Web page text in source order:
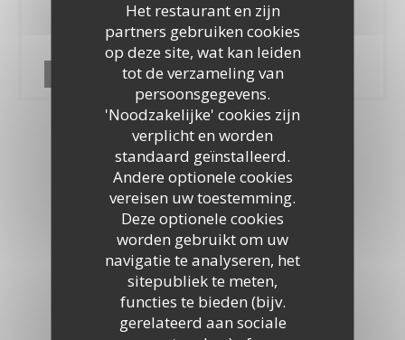
Het restaurant en zijn
partners gebruiken cookies
op deze site, wat kan leiden
tot de verzameling van
persoonsgegevens.
'Noodzakelijke' cookies zijn
verplicht en worden
standaard geïnstalleerd.
Andere optionele cookies
vereisen uw toestemming.
Deze optionele cookies
worden gebruikt om uw
navigatie te analyseren, het
sitepubliek te meten,
functies te bieden (bijv.
gerelateerd aan sociale
Terres Latines
Virtuele tour